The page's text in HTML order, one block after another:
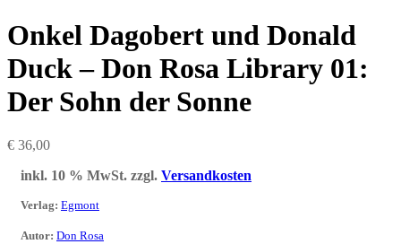
Onkel Dagobert und Donald
Duck – Don Rosa Library 01:
Der Sohn der Sonne
€ 36,00
inkl. 10 % MwSt. zzgl. Versandkosten
Verlag: Egmont
Autor: Don Rosa